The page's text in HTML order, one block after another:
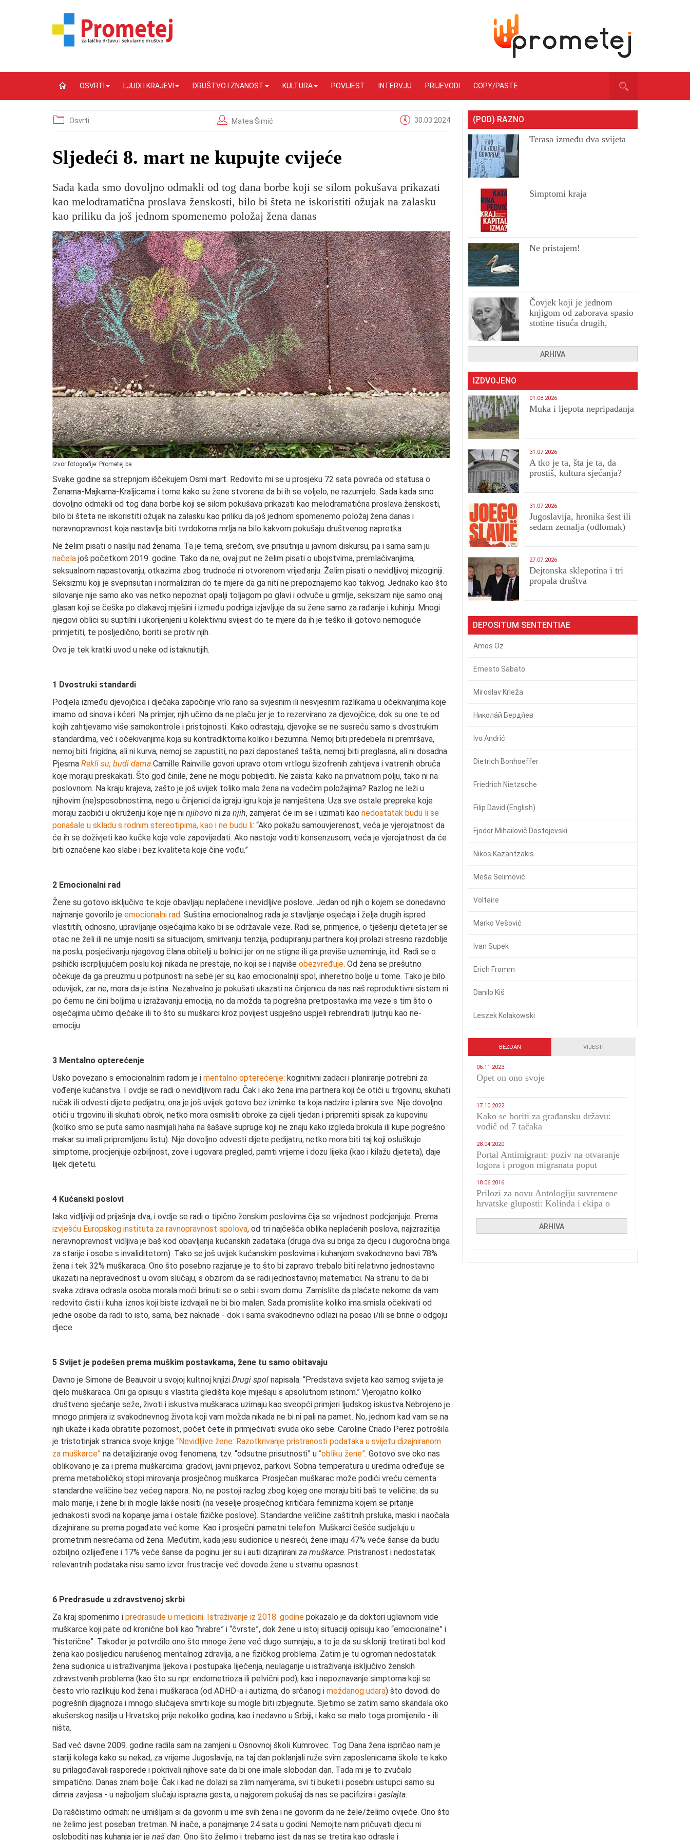
OSVRTI LJUDI I KRAJEVI DRUŠTVO I ZNANOST KULTURA POVIJEST INTERVJU PRIJEVODI COPY/PASTE
Osvrti Matea Šimić 30.03.2024
​Sljedeći 8. mart ne kupujte cvijeće
Sada kada smo dovoljno odmakli od tog dana borbe koji se silom pokušava prikazati
kao melodramatična proslava ženskosti, bilo bi šteta ne iskoristiti ožujak na zalasku
kao priliku da još jednom spomenemo položaj žena danas
Izvor fotografije: Prometej.ba
Svake godine sa strepnjom iščekujem Osmi mart. Redovito mi se u prosjeku 72 sata povraća od statusa o
Ženama-Majkama-Kraljicama i tome kako su žene stvorene da bi ih se voljelo, ne razumjelo. Sada kada smo
dovoljno odmakli od tog dana borbe koji se silom pokušava prikazati kao melodramatična proslava ženskosti,
bilo bi šteta ne iskoristiti ožujak na zalasku kao priliku da još jednom spomenemo položaj žena danas i
neravnopravnost koja nastavlja biti tvrdokorna mrlja na bilo kakvom pokušaju društvenog napretka.
Ne želim pisati o nasilju nad ženama. Ta je tema, srećom, sve prisutnija u javnom diskursu, pa i sama sam ju
načela još početkom 2019. godine. Tako da ne, ovaj put ne želim pisati o ubojstvima, premlaćivanjima,
seksualnom napastovanju, otkazima zbog trudnoće ni otvorenom vrijeđanju. Želim pisati o nevidljivoj mizoginiji.
Seksizmu koji je sveprisutan i normaliziran do te mjere da ga niti ne prepoznajemo kao takvog. Jednako kao što
silovanje nije samo ako vas netko nepoznat opalji toljagom po glavi i odvuče u grmlje, seksizam nije samo onaj
glasan koji se češka po dlakavoj mješini i između podriga izjavljuje da su žene samo za rađanje i kuhinju. Mnogi
njegovi oblici su suptilni i ukorijenjeni u kolektivnu svijest do te mjere da ih je teško ili gotovo nemoguće
primjetiti, te posljedično, boriti se protiv njih.
Ovo je tek kratki uvod u neke od istaknutijih.
1 Dvostruki standardi
Podjela između djevojčica i dječaka započinje vrlo rano sa svjesnim ili nesvjesnim razlikama u očekivanjima koje
imamo od sinova i kćeri. Na primjer, njih učimo da ne plaču jer je to rezervirano za djevojčice, dok su one te od
kojih zahtjevamo više samokontrole i pristojnosti. Kako odrastaju, djevojke se ne susreću samo s dvostrukim
standardima, već i očekivanjima koja su kontradiktorna koliko i bezumna. Nemoj biti predebela ni premršava,
nemoj biti frigidna, ali ni kurva, nemoj se zapustiti, no pazi dapostaneš tašta, nemoj biti preglasna, ali ni dosadna.
Pjesma Rekli su, budi dama Camille Rainville govori upravo otom vrtlogu šizofrenih zahtjeva i vatrenih obruča
koje moraju preskakati. Što god činile, žene ne mogu pobijediti. Ne zaista: kako na privatnom polju, tako ni na
poslovnom. Na kraju krajeva, zašto je još uvijek toliko malo žena na vodećim položajima? Razlog ne leži u
njihovim (ne)sposobnostima, nego u činjenici da igraju igru koja je namještena. Uza sve ostale prepreke koje
moraju zaobići u okruženju koje nije ni njihovo ni za njih, zamjerat će im se i uzimati kao nedostatak budu li se
ponašale u skladu s rodnim stereotipima, kao i ne budu li: “Ako pokažu samouvjerenost, veća je vjerojatnost da
će ih se doživjeti kao kučke koje vole zapovijedati. Ako nastoje voditi konsenzusom, veća je vjerojatnost da će
biti označene kao slabe i bez kvaliteta koje čine vođu.”
2 Emocionalni rad
Žene su gotovo isključivo te koje obavljaju neplaćene i nevidljive poslove. Jedan od njih o kojem se donedavno
najmanje govorilo je emocionalni rad. Suština emocionalnog rada je stavljanje osjećaja i želja drugih ispred
vlastitih, odnosno, upravljanje osjećajima kako bi se održavale veze. Radi se, primjerice, o tješenju djeteta jer se
otac ne želi ili ne umije nositi sa situacijom, smirivanju tenzija, podupiranju partnera koji prolazi stresno razdoblje
na poslu, posjećivanju njegovog člana obitelji u bolnici jer on ne stigne ili ga previše uznemiruje, itd. Radi se o
psihički iscrpljujućem poslu koji nikada ne prestaje, no koji se i najviše obezvređuje. Od žena se prešutno
očekuje da ga preuzmu u potpunosti na sebe jer su, kao emocionalniji spol, inheretno bolje u tome. Tako je bilo
oduvijek, zar ne, mora da je istina. Nezahvalno je pokušati ukazati na činjenicu da nas naš reproduktivni sistem ni
po čemu ne čini boljima u izražavanju emocija, no da možda ta pogrešna pretpostavka ima veze s tim što o
osjećajima učimo dječake ili to što su muškarci kroz povijest uspješno uspjeli rebrendirati ljutnju kao ne-
emociju.
3 Mentalno opterećenje
Usko povezano s emocionalnim radom je i mentalno opterećenje: kognitivni zadaci i planiranje potrebni za
vođenje kućanstva. I ovdje se radi o nevidljivom radu. Čak i ako žena ima partnera koji će otići u trgovinu, skuhati
ručak ili odvesti dijete pedijatru, ona je još uvijek gotovo bez iznimke ta koja nadzire i planira sve. Nije dovoljno
otići u trgovinu ili skuhati obrok, netko mora osmisliti obroke za cijeli tjedan i pripremiti spisak za kupovinu
(koliko smo se puta samo nasmijali haha na šašave supruge koji ne znaju kako izgleda brokula ili kupe pogrešno
makar su imali pripremljenu listu). Nije dovoljno odvesti dijete pedijatru, netko mora biti taj koji osluškuje
simptome, procjenjuje ozbiljnost, zove i ugovara pregled, pamti vrijeme i dozu lijeka (kao i kilažu djeteta), daje
lijek djetetu.
4 Kućanski poslovi
Iako vidljiviji od prijašnja dva, i ovdje se radi o tipično ženskim poslovima čija se vrijednost podcjenjuje. Prema
izvješću Europskog instituta za ravnopravnost spolova, od tri najčešća oblika neplaćenih poslova, najizrazitija
neravnopravnost vidljiva je baš kod obavljanja kućanskih zadataka (druga dva su briga za djecu i dugoročna briga
za starije i osobe s invaliditetom). Tako se još uvijek kućanskim poslovima i kuhanjem svakodnevno bavi 78%
žena i tek 32% muškaraca. Ono što posebno razjaruje je to što bi zapravo trebalo biti relativno jednostavno
ukazati na nepravednost u ovom slučaju, s obzirom da se radi jednostavnoj matematici. Na stranu to da bi
svaka zdrava odrasla osoba morala moći brinuti se o sebi i svom domu. Zamislite da plaćate nekome da vam
redovito čisti i kuha: iznos koji biste izdvajali ne bi bio malen. Sada promislite koliko ima smisla očekivati od
jedne osobe da radi to isto, sama, bez naknade - dok i sama svakodnevno odlazi na posao i/ili se brine o odgoju
djece.
5 Svijet je podešen prema muškim postavkama, žene tu samo obitavaju
Davno je Simone de Beauvoir u svojoj kultnoj knjizi Drugi spol napisala: “Predstava svijeta kao samog svijeta je
djelo muškaraca. Oni ga opisuju s vlastita gledišta koje miješaju s apsolutnom istinom.” Vjerojatno koliko
društveno sjećanje seže, životi i iskustva muškaraca uzimaju kao sveopći primjeri ljudskog iskustva.Nebrojeno je
mnogo primjera iz svakodnevnog života koji vam možda nikada ne bi ni pali na pamet. No, jednom kad vam se na
njih ukaže i kada obratite pozornost, počet ćete ih primjećivati svuda oko sebe. Caroline Criado Perez potrošila
je tristotinjak stranica svoje knjige “Nevidljive žene: Razotkrivanje pristranosti podataka u svijetu dizajniranom
za muškarce” na detaljiziranje ovog fenomena, tzv. “odsutne prisutnosti” u “obliku žene”. Gotovo sve oko nas
oblikovano je za i prema muškarcima: gradovi, javni prijevoz, parkovi. Sobna temperatura u uredima određuje se
prema metaboličkoj stopi mirovanja prosječnog muškarca. Prosječan muškarac može podići vreću cementa
standardne veličine bez većeg napora. No, ne postoji razlog zbog kojeg one moraju biti baš te veličine: da su
malo manje, i žene bi ih mogle lakše nositi (na veselje prosječnog kritičara feminizma kojem se pitanje
jednakosti svodi na kopanje jama i ostale fizičke poslove). Standardne veličine zaštitnih prsluka, maski i naočala
dizajnirane su prema pogađate već kome. Kao i prosječni pametni telefon. Muškarci češće sudjeluju u
prometnim nesrećama od žena. Međutim, kada jesu sudionice u nesreći, žene imaju 47% veće šanse da budu
ozbiljno ozlijeđene i 17% veće šanse da poginu: jer su i auti dizajnirani za muškarce. Pristranost i nedostatak
relevantnih podataka nisu samo izvor frustracije već dovode žene u stvarnu opasnost.
6 Predrasude u zdravstvenoj skrbi
Za kraj spomenimo i predrasude u medicini. Istraživanje iz 2018. godine pokazalo je da doktori uglavnom vide
muškarce koji pate od kronične boli kao “hrabre” i “čvrste”, dok žene u istoj situaciji opisuju kao “emocionalne” i
“histerične”. Također je potvrdilo ono što mnoge žene već dugo sumnjaju, a to je da su skloniji tretirati bol kod
žena kao posljedicu narušenog mentalnog zdravlja, a ne fizičkog problema. Zatim je tu ogroman nedostatak
žena sudionica u istraživanjima ljekova i postupaka liječenja, neulaganje u istraživanja isključivo ženskih
zdravstvenih problema (kao što su npr. endometrioza ili pelvični pod), kao i nepoznavanje simptoma koji se
često vrlo razlikuju kod žena i muškaraca (od ADHD-a i autizma, do srčanog i moždanog udara) što dovodi do
pogrešnih dijagnoza i mnogo slučajeva smrti koje su mogle biti izbjegnute. Sjetimo se zatim samo skandala oko
akušerskog nasilja u Hrvatskoj prije nekoliko godina, kao i nedavno u Srbiji, i kako se malo toga promijenilo - ili
ništa.
Sad već davne 2009. godine radila sam na zamjeni u Osnovnoj školi Kumrovec. Tog Dana žena ispričao nam je
stariji kolega kako su nekad, za vrijeme Jugoslavije, na taj dan poklanjali ruže svim zaposlenicama škole te kako
su prilagođavali rasporede i pokrivali njihove sate da bi one imale slobodan dan. Tada mi je to zvučalo
simpatično. Danas znam bolje. Čak i kad ne dolazi sa zlim namjerama, svi ti buketi i posebni ustupci samo su
dimna zavjesa - u najboljem slučaju isprazna gesta, u najgorem pokušaj da nas se pacifizira i gaslajta.
Da raščistimo odmah: ne umišljam si da govorim u ime svih žena i ne govorim da ne žele/želimo cvijeće. Ono što
ne želimo jest poseban tretman. Ni inače, a ponajmanje 24 sata u godini. Nemojte nam pričuvati djecu ni
osloboditi nas kuhanja jer je naš dan. Ono što želimo i trebamo jest da nas se tretira kao odrasle i
(POD) RAZNO
Terasa između dva svijeta
Simptomi kraja
Ne pristajem!
Čovjek koji je jednom
knjigom od zaborava spasio
stotine tisuća drugih,
ARHIVA
IZDVOJENO
01.08.2026
Muka i ljepota nepripadanja
31.07.2026
A tko je ta, šta je ta, da
prostiš, kultura sjećanja?
31.07.2026
Jugoslavija, hronika šest ili
sedam zemalja (odlomak)
27.07.2026
Dejtonska sklepotina i tri
propala društva
DEPOSITUM SENTENTIAE
Amos Oz
Ernesto Sabato
Miroslav Krleža
Никола́й Бердя́ев
Ivo Andrić
Dietrich Bonhoeffer
Friedrich Nietzsche
Filip David (English)
Fjodor Mihailovič Dostojevski
Nikos Kazantzakis
Meša Selimović
Voltaire
Marko Vešović
Ivan Supek
Erich Fromm
Danilo Kiš
Leszek Kołakowski
BEZDAN VIJESTI
06.11.2023
​Opet on ono svoje
17.10.2022
Kako se boriti za građansku državu:
vodič od 7 tačaka
28.04.2020
Portal Antimigrant: poziv na otvaranje
logora i progon migranata poput
18.06.2016
Prilozi za novu Antologiju suvremene
hrvatske gluposti: Kolinda i ekipa o
ARHIVA